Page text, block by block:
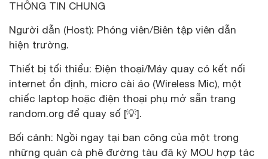
THÔNG TIN CHUNG
Người dẫn (Host): Phóng viên/Biên tập viên dẫn
hiện trường.
Thiết bị tối thiểu: Điện thoại/Máy quay có kết nối
internet ổn định, micro cài áo (Wireless Mic), một
chiếc laptop hoặc điện thoại phụ mở sẵn trang
random.org để quay số [💡].
Bối cảnh: Ngồi ngay tại ban công của một trong
những quán cà phê đường tàu đã ký MOU hợp tác